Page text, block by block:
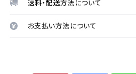
送料・配送方法について
お支払い方法について